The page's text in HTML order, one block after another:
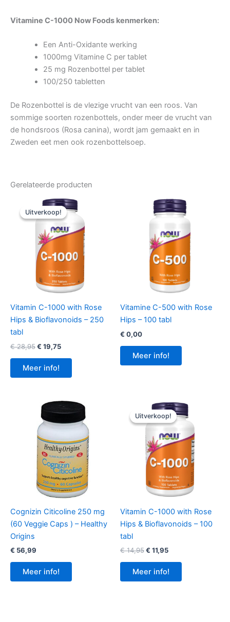
Vitamine C-1000 Now Foods kenmerken:
Een Anti-Oxidante werking
1000mg Vitamine C per tablet
25 mg Rozenbottel per tablet
100/250 tabletten
De Rozenbottel is de vlezige vrucht van een roos. Van
sommige soorten rozenbottels, onder meer de vrucht van
de hondsroos (Rosa canina), wordt jam gemaakt en in
Zweden eet men ook rozenbottelsoep.
Gerelateerde producten
Uitverkoop!
Uitverkoop!
Vitamin C-1000 with Rose
Hips & Bioflavonoids – 250
tabl
€28,95Oorspronkelijke
was:
€ 28,95.
€ 19,75Huidige
Meer info!
Vitamine C-500 with Rose
Hips – 100 tabl
€ 0,00
Meer info!
Cognizin Citicoline 250 mg
(60 Veggie Caps ) – Healthy
Origins
€ 56,99
Meer info!
Uitverkoop!
Uitverkoop!
Vitamin C-1000 with Rose
Hips & Bioflavonoids – 100
tabl
€14,95Oorspronkelijke
was:
€ 14,95.
€ 11,95Huidige
is:
€ 11,95.
Meer info!